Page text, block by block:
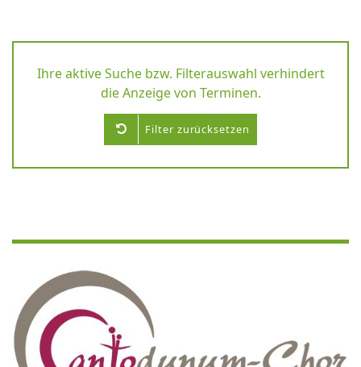
Ihre aktive Suche bzw. Filterauswahl verhindert
die Anzeige von Terminen.
Filter zurücksetzen